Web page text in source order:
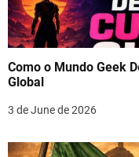
Como o Mundo Geek
Global
3 de June de 2026